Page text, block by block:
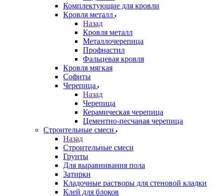
Комплектующие для кровли
Кровля металл
Назад
Кровля металл
Металлочерепица
Профнастил
Фальцевая кровля
Кровля мягкая
Софиты
Черепица
Назад
Черепица
Керамическая черепица
Цементно-песчаная черепица
Строительные смеси
Назад
Строительные смеси
Грунты
Для выравнивания пола
Затирки
Кладочные растворы для стеновой кладки
Клей для блоков